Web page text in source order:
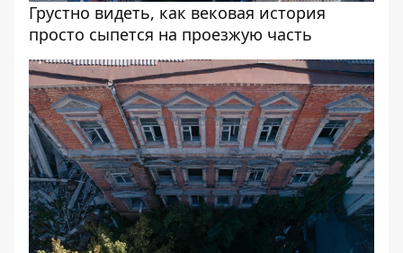
Грустно видеть, как вековая история
просто сыпется на проезжую часть